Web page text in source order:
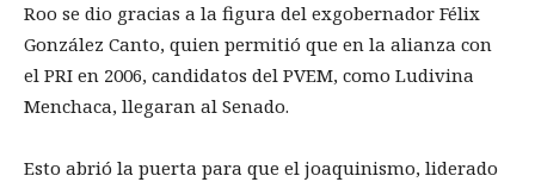
Roo se dio gracias a la figura del exgobernador Félix
González Canto, quien permitió que en la alianza con
el PRI en 2006, candidatos del PVEM, como Ludivina
Menchaca, llegaran al Senado.
Esto abrió la puerta para que el joaquinismo, liderado